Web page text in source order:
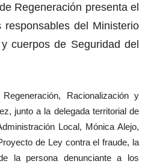
Regeneración presenta el
responsables del Ministerio
cuerpos de Seguridad del
Racionalización y
junto a la delegadaterritorial de
Local, Mónica Alejo,
de Ley contra el fraude, la
la persona denunciantea los